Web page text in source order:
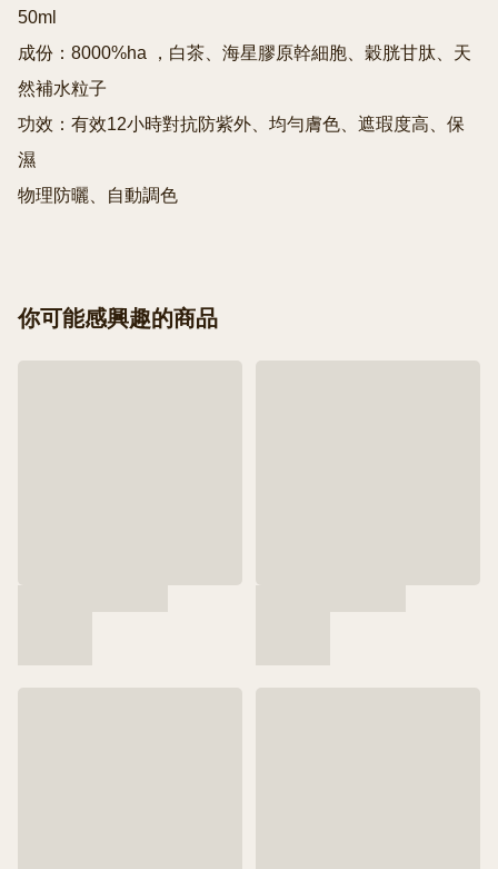
50ml
成份：8000%ha ，白茶、海星膠原幹細胞、穀胱甘肽、天
然補水粒子
功效：有效12小時對抗防紫外、均勻膚色、遮瑕度高、保
濕
物理防曬、自動調色
你可能感興趣的商品